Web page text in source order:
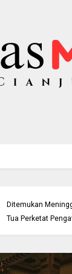
Ditemukan
Tua Perketat